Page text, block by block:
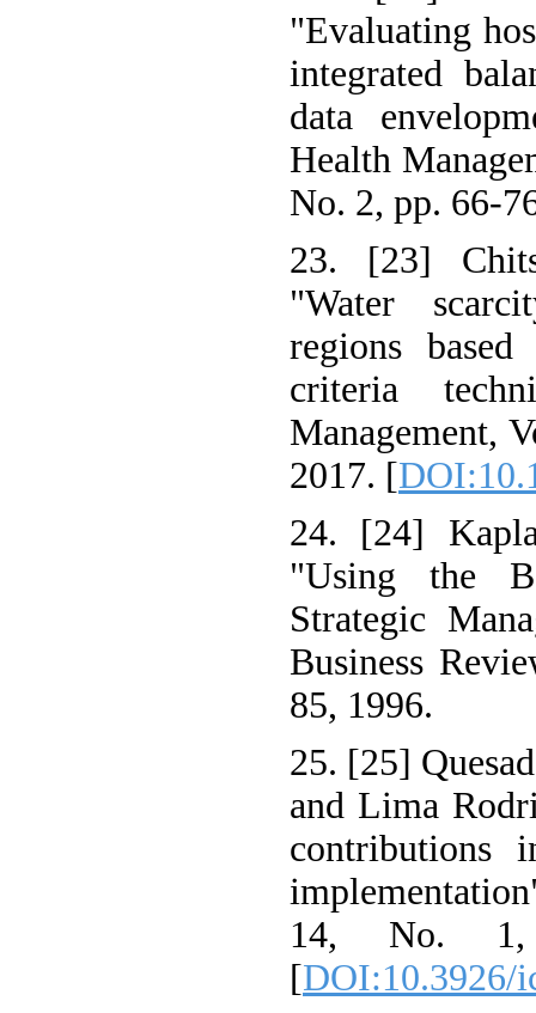
"Evaluating
integrated
data
Health
No. 2, pp. 66-
23. [23]
"Water
regions
criteria
Management,
2017. [
24. [24]
"Using the
Strategic
Business
85, 1996.
25. [25]
and Lima
contributions
14, No. 1,
[DOI:10.3926/